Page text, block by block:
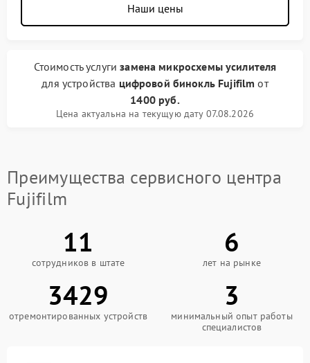
Наши цены
Стоимость услугизамена микросхемы усилителя
для устройства цифровой бинокль Fujifilm от
1400 руб.
Цена актуальна на текущую дату 07.08.2026
Преимущества сервисного центра
Fujifilm
11
сотрудников в штате
6
лет на рынке
3429
отремонтированных устройств
3
минимальный опыт работы
специалистов